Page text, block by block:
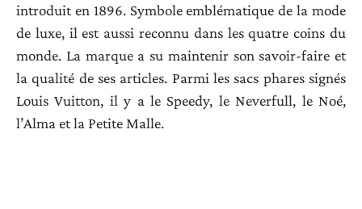
introduit en 1896. Symbole emblématique de la mode
de luxe, il est aussi reconnu dans les quatre coins du
monde. La marque a su maintenir son savoir-faire et
la qualité de ses articles. Parmi les sacs phares signés
Louis Vuitton, il y a le Speedy, le Neverfull, le Noé,
l’Alma et la Petite Malle.